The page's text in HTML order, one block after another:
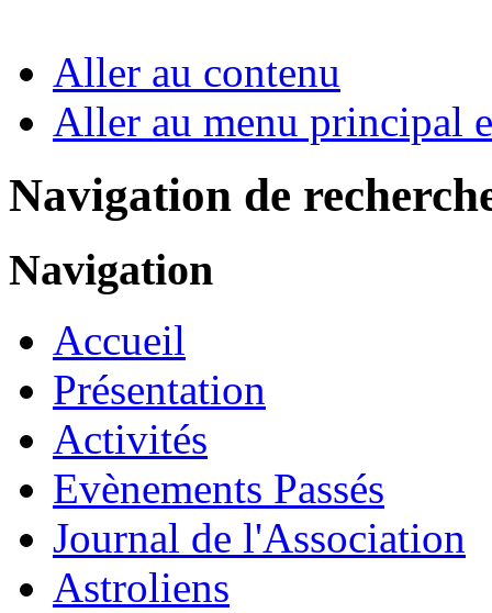
Aller au contenu
Aller au menu principal
Navigation de
Navigation
Accueil
Présentation
Activités
Evènements Passés
Journal de l'Association
Astroliens